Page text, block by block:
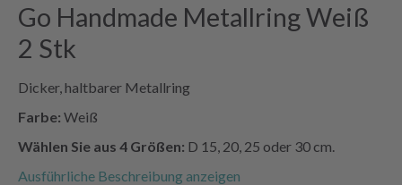
Go Handmade Metallring Weiß
2 Stk
Dicker, haltbarer Metallring
Farbe: Weiß
Wählen Sie aus 4 Größen: D 15, 20, 25 oder 30 cm.
Ausführliche Beschreibung anzeigen